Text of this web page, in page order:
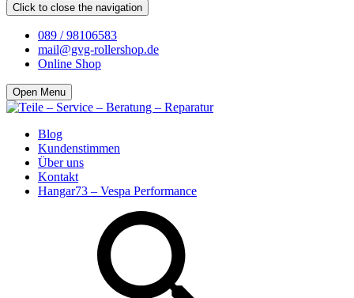
Click to close the navigation
089 / 98106583
mail@gvg-rollershop.de
Online Shop
Open Menu
Blog
Kundenstimmen
Über uns
Kontakt
Hangar73 – Vespa Performance